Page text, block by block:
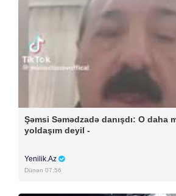
Şəmsi Səmədzadə danışdı: O daha
yoldaşım deyil -
Yenilik.Az
Dünən 07:56